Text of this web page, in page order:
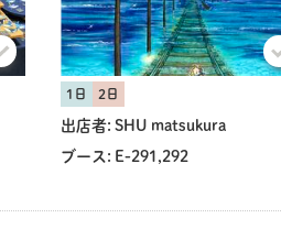
1日 2日
出店者: SHU matsukura
ブース: E-291,292